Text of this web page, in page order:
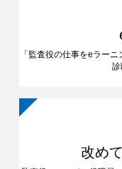
「監査役の仕事をeラーニ
診
改め